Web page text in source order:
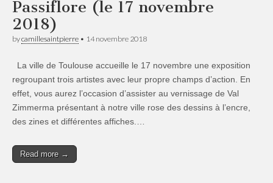
Passiflore (le 17 novembre
2018)
bycamillesaintpierre • 14 novembre 2018
La ville de Toulouse accueille le 17 novembre une exposition
regroupant trois artistes avec leur propre champs d’action. En
effet, vous aurez l’occasion d’assister au vernissage de Val
Zimmerma présentant à notre ville rose des dessins à l’encre,
des zines et différentes affiches.…
Read more →